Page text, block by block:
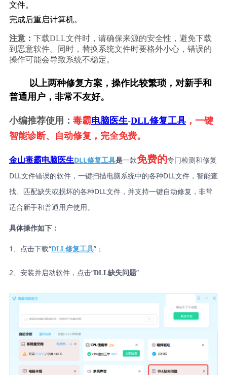
文件。
完成后重启计算机。
注意： 下载DLL文件时，请确保来源的安全性，避免下载
到恶意软件。同时，替换系统文件时要格外小心，错误的
操作可能会导致系统不稳定。
以上两种修复方案，操作比较繁琐，对新手和
普通用户，非常不友好。
小编推荐使用： 毒霸电脑医生-DLL修复工具，一键
智能诊断、自动修复，完全免费。
金山毒霸电脑医生DLL修复工具是一款免费的专门检测和修复
DLL文件错误的软件，一键扫描电脑系统中的各种DLL文件，智能查
找、匹配缺失或损坏的各种DLL文件，并支持一键自动修复，非常
适合新手和普通用户使用。
具体操作如下：
1、点击下载“DLL修复工具”；
2、安装并启动软件，点击“DLL缺失问题”